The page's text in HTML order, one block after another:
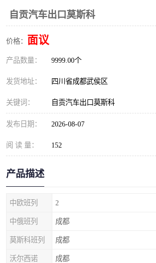
自贡汽车出口莫斯科
价格： 面议
产品数量： 9999.00个
发货地址： 四川省成都武侯区
关键词： 自贡汽车出口莫斯科
发布日期： 2026-08-07
阅 读 量： 152
产品描述
中欧班列 2
中俄班列 成都
莫斯科班列 成都
沃尔西诺 成都